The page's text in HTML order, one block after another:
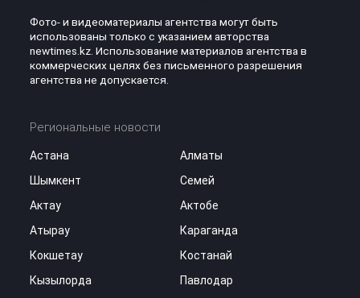
Фото- и видеоматериалы агентства могут быть
использованы только с указанием авторства
newtimes.kz. Использование материалов агентства в
коммерческих целях без письменного разрешения
агентства не допускается.
Региональные новости
Астана
Алматы
Шымкент
Семей
Актау
Актобе
Атырау
Караганда
Кокшетау
Костанай
Кызылорда
Павлодар